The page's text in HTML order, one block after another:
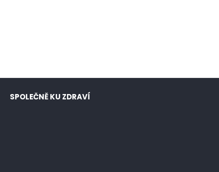
SPOLEČNĚ KU ZDRAVÍ